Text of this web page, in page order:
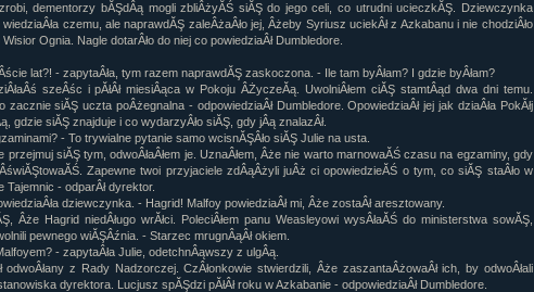
dementorzy bĂŞdÂą mogli zbliÂżyĂŚ siĂŞ do jego celi, co utrudni ucieczkĂŞ. Dziewczynka
czemu, ale naprawdĂŞ zaleÂżaÂło jej, Âżeby Syriusz uciekÂł z Azkabanu i nie chodziÂło
Ognia. Nagle dotarÂło do niej co powiedziaÂł Dumbledore.
lat?! - zapytaÂła, tym razem naprawdĂŞ zaskoczona. - Ile tam byÂłam? I gdzie byÂłam?
szeÂśc i pĂłÂł miesiÂąca w Pokoju ÂŻyczeĂą. UwolniÂłem ciĂŞ stamtÂąd dwa dni temu.
zacznie siĂŞ uczta poÂżegnalna - odpowiedziaÂł Dumbledore. OpowiedziaÂł jej jak dziaÂła PokĂłj
gdzie siĂŞ znajduje i co wydarzyÂło siĂŞ, gdy jÂą znalazÂł.
- To trywialne pytanie samo wcisnĂŞÂło siĂŞ Julie na usta.
przejmuj siĂŞ tym, odwoÂłaÂłem je. UznaÂłem, Âże nie warto marnowaĂŚ czasu na egzaminy, gdy
Zapewne twoi przyjaciele zdÂąÂżyli juÂż ci opowiedzieĂŚ o tym, co siĂŞ staÂło w
Tajemnic - odparÂł dyrektor.
dziewczynka. - Hagrid! Malfoy powiedziaÂł mi, Âże zostaÂł aresztowany.
Âże Hagrid niedÂługo wrĂłci. PoleciÂłem panu Weasleyowi wysÂłaĂŚ do ministerstwa sowĂŞ,
pewnego wiĂŞÂźnia. - Starzec mrugnÂąÂł okiem.
- zapytaÂła Julie, odetchnÂąwszy z ulgÂą.
odwoÂłany z Rady Nadzorczej. CzÂłonkowie stwierdzili, Âże zaszantaÂżowaÂł ich, by odwoÂłali
dyrektora. Lucjusz spĂŞdzi pĂłÂł roku w Azkabanie - odpowiedziaÂł Dumbledore.